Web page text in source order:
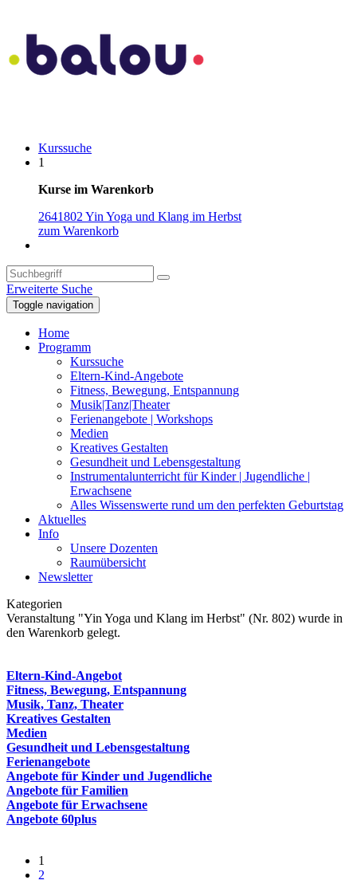
Kurssuche
1
Kurse im Warenkorb
2641802 Yin Yoga und Klang im Herbst
zum Warenkorb
Erweiterte Suche
Toggle navigation
Home
Programm
Kurssuche
Eltern-Kind-Angebote
Fitness, Bewegung, Entspannung
Musik|Tanz|Theater
Ferienangebote | Workshops
Medien
Kreatives Gestalten
Gesundheit und Lebensgestaltung
Instrumentalunterricht für Kinder | Jugendliche |
Erwachsene
Alles Wissenswerte rund um den perfekten Geburtstag
Aktuelles
Info
Unsere Dozenten
Raumübersicht
Newsletter
Kategorien
Veranstaltung "Yin Yoga und Klang im Herbst" (Nr. 802) wurde in
den Warenkorb gelegt.
Eltern-Kind-Angebot
Fitness, Bewegung, Entspannung
Musik, Tanz, Theater
Kreatives Gestalten
Medien
Gesundheit und Lebensgestaltung
Ferienangebote
Angebote für Kinder und Jugendliche
Angebote für Familien
Angebote für Erwachsene
Angebote 60plus
1
2